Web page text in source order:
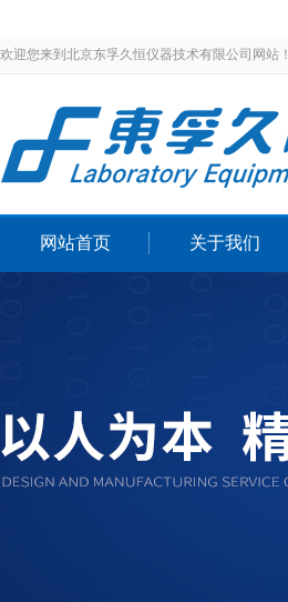
欢迎您来到北京东孚久恒仪器技术有限公司网站！
网站首页 关于我们